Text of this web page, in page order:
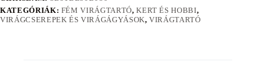
KATEGÓRIÁK: FÉM VIRÁGTARTÓ,KERT ÉS HOBBI,
VIRÁGCSEREPEK ÉS VIRÁGÁGYÁSOK,VIRÁGTARTÓ